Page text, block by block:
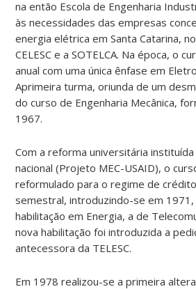
na então Escola de Engenharia
às necessidades das empresas
energia elétrica em Santa Catarina,
CELESC e a SOTELCA. Na época, o
anual com uma única ênfase em
Aprimeira turma, oriunda de um
do curso de Engenharia Mecânica,
1967.
Com a reforma universitária instituída
nacional (Projeto MEC-USAID), o
reformulado para o regime de
semestral, introduzindo-se em 1971,
habilitação em Energia, a de
nova habilitação foi introduzida a
antecessora da TELESC.
Em 1978 realizou-se a primeira